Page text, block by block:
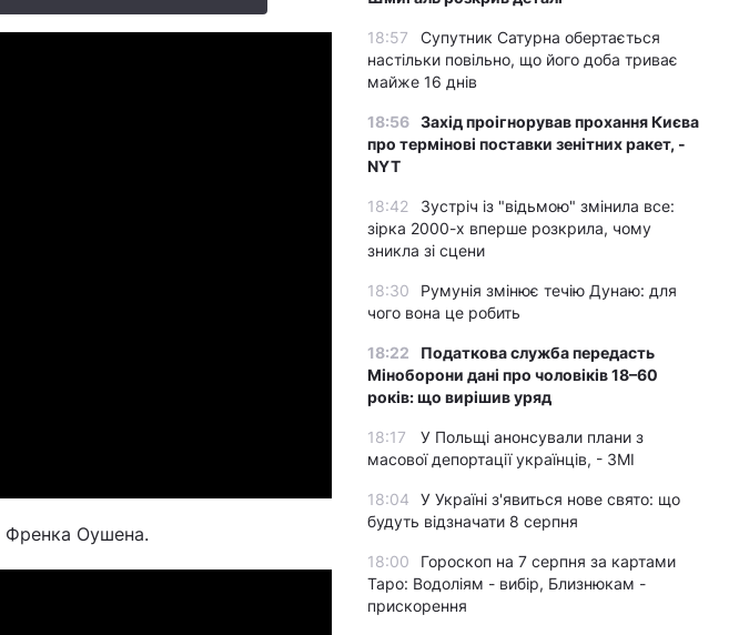
Френка Оушена.
18:57
Супутник Сатурна обертається
настільки повільно, що його доба триває
майже 16 днів
18:56 Захід проігнорував прохання Києва
про термінові поставки зенітних ракет, -
NYT
18:42
Зустріч із "відьмою" змінила все:
зірка 2000-х вперше розкрила, чому
зникла зі сцени
18:30
Румунія змінює течію Дунаю: для
чого вона це робить
18:22
Податкова служба передасть
Міноборони дані про чоловіків 18–60
років: що вирішив уряд
18:17
У Польщі анонсували плани з
масової депортації українців, - ЗМІ
18:04
У Україні з'явиться нове свято: що
будуть відзначати 8 серпня
18:00
Гороскоп на 7 серпня за картами
Таро: Водоліям - вибір, Близнюкам -
прискорення